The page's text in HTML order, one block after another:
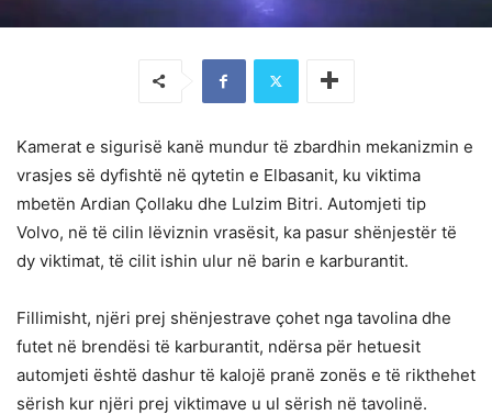
Kamerat e sigurisë kanë mundur të zbardhin mekanizmin e
vrasjes së dyfishtë në qytetin e Elbasanit, ku viktima
mbetën Ardian Çollaku dhe Lulzim Bitri. Automjeti tip
Volvo, në të cilin lëviznin vrasësit, ka pasur shënjestër të
dy viktimat, të cilit ishin ulur në barin e karburantit.
Fillimisht, njëri prej shënjestrave çohet nga tavolina dhe
futet në brendësi të karburantit, ndërsa për hetuesit
automjeti është dashur të kalojë pranë zonës e të rikthehet
sërish kur njëri prej viktimave u ul sërish në tavolinë.